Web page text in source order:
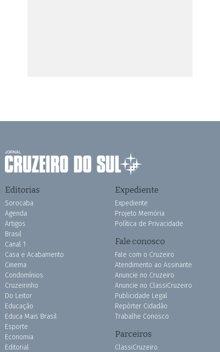
Editorias
Sorocaba
Agenda
Artigos
Brasil
Canal 1
Casa e Acabamento
Cinema
Condomínios
Cruzeirinho
Do Leitor
Educação
Educa Mais Brasil
Esporte
Economia
Editorial
Expediente
Expediente
Projeto Memória
Política de Privacidade
Fale conosco
Fale com o Cruzeiro
Atendimento ao Assinante
Anuncie no Cruzeiro
Anuncie no ClassiCruzeiro
Publicidade Legal
Repórter Cidadão
Trabalhe Conosco
Parceiros
ClassiCruzeiro